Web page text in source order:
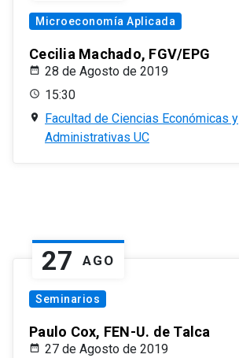
Microeconomía Aplicada
Cecilia Machado, FGV/EPG
28 de Agosto de 2019
15:30
Facultad de Ciencias Económicas y
Administrativas UC
27 AGO
Seminarios
Paulo Cox, FEN-U. de Talca
27 de Agosto de 2019